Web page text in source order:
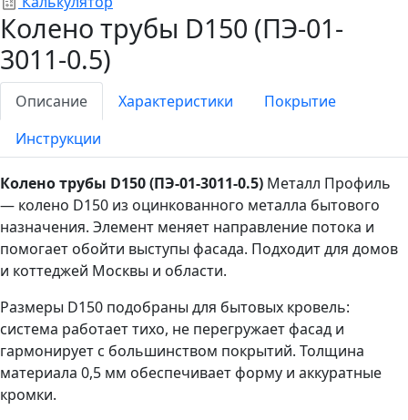
Колено трубы D150 (ПЭ-01-
3011-0.5)
Описание Характеристики
Покрытие
Инструкции
Колено трубы D150 (ПЭ-01-3011-0.5) Металл Профиль
— колено D150 из оцинкованного металла бытового
назначения. Элемент меняет направление потока и
помогает обойти выступы фасада. Подходит для домов
и коттеджей Москвы и области.
Размеры D150 подобраны для бытовых кровель:
система работает тихо, не перегружает фасад и
гармонирует с большинством покрытий. Толщина
материала 0,5 мм обеспечивает форму и аккуратные
кромки.